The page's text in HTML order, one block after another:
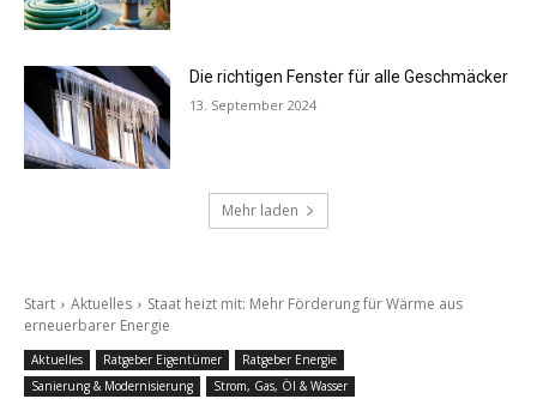
Die richtigen Fenster für alle Geschmäcker
13. September 2024
Mehr laden